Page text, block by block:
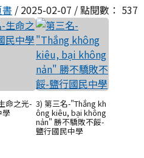
/ 2025-02-07 / 點閱數： 537
命之光-
學
3) 第三名-"Thắng kh
ông kiêu, bại không
nản" 勝不驕敗不餒-
鹽行國民中學